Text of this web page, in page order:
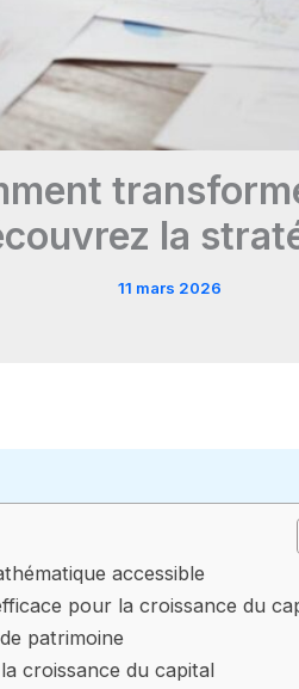
la
11 mars 2026
accessible
pour la croissance du
patrimoine
croissance du capital